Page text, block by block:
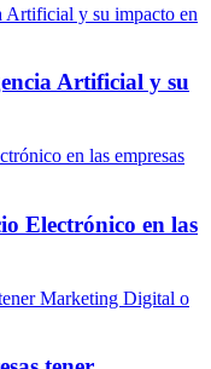
Artificial y su
Electrónico en las